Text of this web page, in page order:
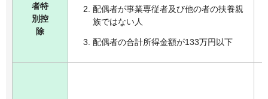
者特
別控
除
配偶者が事業専従者及び他の者の扶養親
族ではない人
配偶者の合計所得金額が133万円以下